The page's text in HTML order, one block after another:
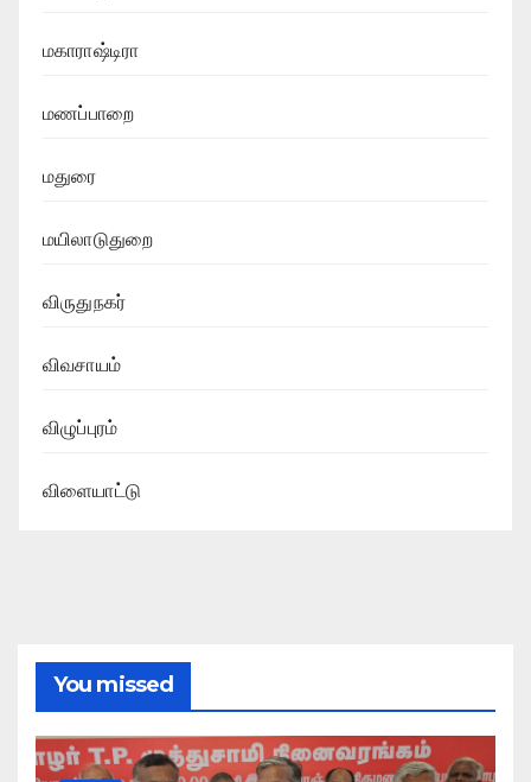
மகாராஷ்டிரா
மணப்பாறை
மதுரை
மயிலாடுதுறை
விருதுநகர்
விவசாயம்
விழுப்புரம்
விளையாட்டு
You missed